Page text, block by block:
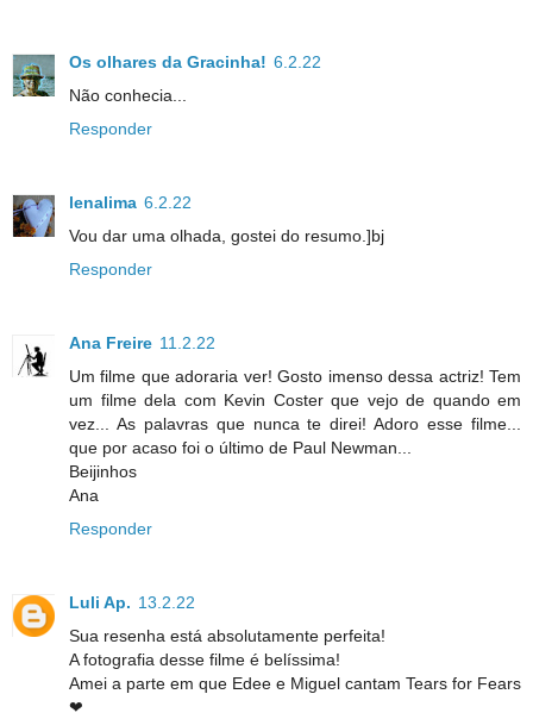
Os olhares da Gracinha! 6.2.22
Não conhecia...
Responder
lenalima 6.2.22
Vou dar uma olhada, gostei do resumo.]bj
Responder
Ana Freire 11.2.22
Um filme que adoraria ver! Gosto imenso dessa actriz! Tem
um filme dela com Kevin Coster que vejo de quando em
vez... As palavras que nunca te direi! Adoro esse filme...
que por acaso foi o último de Paul Newman...
Beijinhos
Ana
Responder
Luli Ap. 13.2.22
Sua resenha está absolutamente perfeita!
A fotografia desse filme é belíssima!
Amei a parte em que Edee e Miguel cantam Tears for Fears
❤